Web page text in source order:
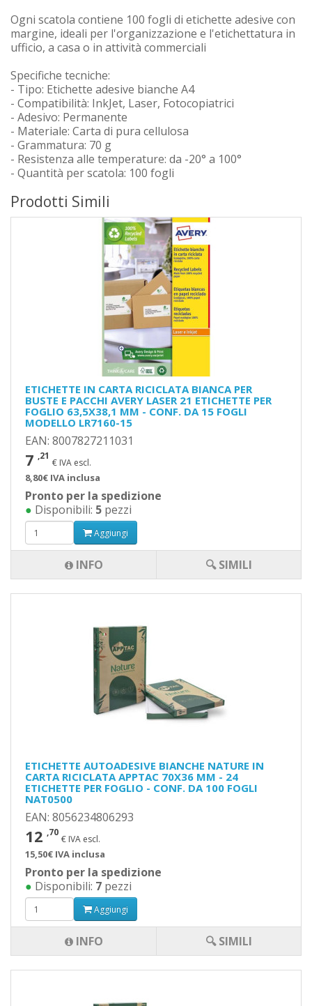
Ogni scatola contiene 100 fogli di etichette adesive con
margine, ideali per l'organizzazione e l'etichettatura in
ufficio, a casa o in attività commerciali
Specifiche tecniche:
- Tipo: Etichette adesive bianche A4
- Compatibilità: InkJet, Laser, Fotocopiatrici
- Adesivo: Permanente
- Materiale: Carta di pura cellulosa
- Grammatura: 70 g
- Resistenza alle temperature: da -20° a 100°
- Quantità per scatola: 100 fogli
Prodotti Simili
ETICHETTE IN CARTA RICICLATA BIANCA PER
BUSTE E PACCHI AVERY LASER 21 ETICHETTE PER
FOGLIO 63,5X38,1 MM - CONF. DA 15 FOGLI
MODELLO LR7160-15
EAN: 8007827211031
7 ,21
€ IVA escl.
8,80€ IVA inclusa
Pronto per la spedizione
● Disponibili: 5 pezzi
Aggiungi
INFO 🔍 SIMILI
ETICHETTE AUTOADESIVE BIANCHE NATURE IN
CARTA RICICLATA APPTAC 70X36 MM - 24
ETICHETTE PER FOGLIO - CONF. DA 100 FOGLI
NAT0500
EAN: 8056234806293
12 ,70
€ IVA escl.
15,50€ IVA inclusa
Pronto per la spedizione
● Disponibili: 7 pezzi
Aggiungi
INFO 🔍 SIMILI